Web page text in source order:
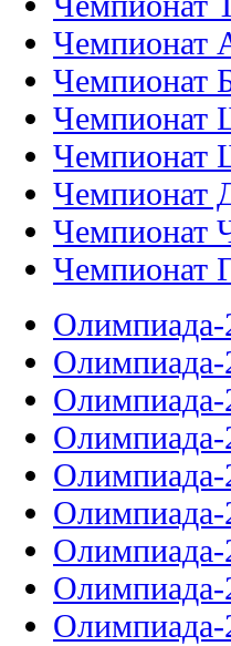
Чемпионат
Чемпионат
Чемпионат
Чемпионат
Чемпионат
Чемпионат
Чемпионат
Олимпиада-
Олимпиада-